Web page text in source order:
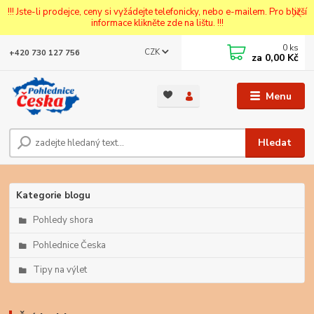
!!! Jste-li prodejce, ceny si vyžádejte telefonicky, nebo e-mailem. Pro bližší
informace klikněte zde na lištu. !!!
Menu
CZK
Hledat
+420 730 127 756 0 ks
za 0,00 Kč
Kategorie blogu
Pohledy shora
Pohlednice Česka
Tipy na výlet